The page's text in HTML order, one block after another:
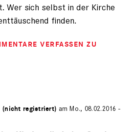
Wer sich selbst in der Kirche
finden.
VERFASSEN ZU
(nicht registriert) am Mo., 08.02.2016 -